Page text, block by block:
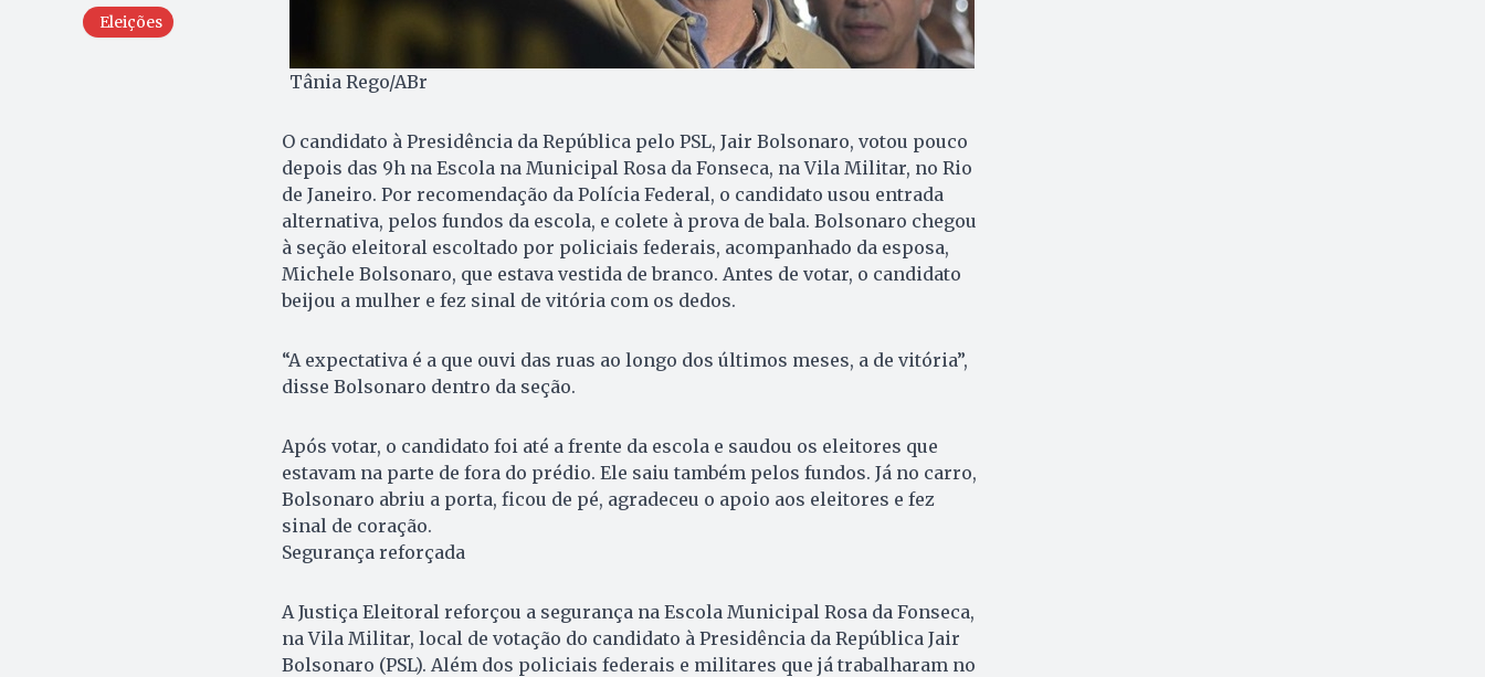
Eleições
Tânia Rego/ABr
O candidato à Presidência da República pelo PSL, Jair Bolsonaro, votou pouco
depois das 9h na Escola na Municipal Rosa da Fonseca, na Vila Militar, no Rio
de Janeiro. Por recomendação da Polícia Federal, o candidato usou entrada
alternativa, pelos fundos da escola, e colete à prova de bala. Bolsonaro chegou
à seção eleitoral escoltado por policiais federais, acompanhado da esposa,
Michele Bolsonaro, que estava vestida de branco. Antes de votar, o candidato
beijou a mulher e fez sinal de vitória com os dedos.
“A expectativa é a que ouvi das ruas ao longo dos últimos meses, a de vitória”,
disse Bolsonaro dentro da seção.
Após votar, o candidato foi até a frente da escola e saudou os eleitores que
estavam na parte de fora do prédio. Ele saiu também pelos fundos. Já no carro,
Bolsonaro abriu a porta, ficou de pé, agradeceu o apoio aos eleitores e fez
sinal de coração.
Segurança reforçada
A Justiça Eleitoral reforçou a segurança na Escola Municipal Rosa da Fonseca,
na Vila Militar, local de votação do candidato à Presidência da República Jair
Bolsonaro (PSL). Além dos policiais federais e militares que já trabalharam no